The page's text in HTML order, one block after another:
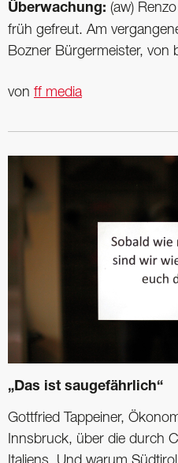
Überwachung: (aw)
früh gefreut. Am
Bozner Bürgermeister, von
von ff media
„Das ist saugefährlich“
Gottfried Tappeiner,
Innsbruck, über die durch
Italiens. Und warum